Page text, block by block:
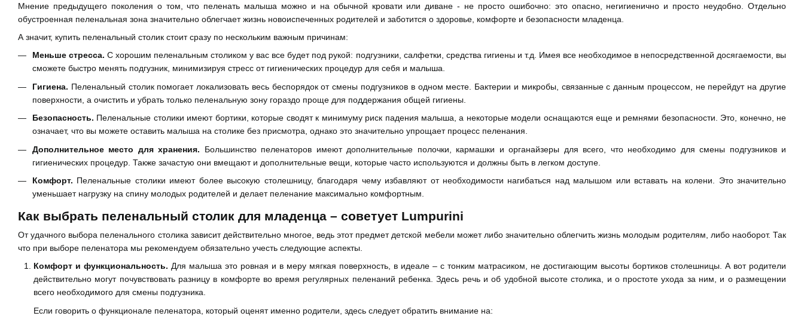
Мнение предыдущего поколения о том, что пеленать малыша можно и на обычной кровати или диване - не просто ошибочно: это опасно, негигиенично и просто неудобно. Отдельно
обустроенная пеленальная зона значительно облегчает жизнь новоиспеченных родителей и заботится о здоровье, комфорте и безопасности младенца.
А значит, купить пеленальный столик стоит сразу по нескольким важным причинам:
Меньше стресса. С хорошим пеленальным столиком у вас все будет под рукой: подгузники, салфетки, средства гигиены и т.д. Имея все необходимое в непосредственной досягаемости, вы
сможете быстро менять подгузник, минимизируя стресс от гигиенических процедур для себя и малыша.
Гигиена. Пеленальный столик помогает локализовать весь беспорядок от смены подгузников в одном месте. Бактерии и микробы, связанные с данным процессом, не перейдут на другие
поверхности, а очистить и убрать только пеленальную зону гораздо проще для поддержания общей гигиены.
Безопасность. Пеленальные столики имеют бортики, которые сводят к минимуму риск падения малыша, а некоторые модели оснащаются еще и ремнями безопасности. Это, конечно, не
означает, что вы можете оставить малыша на столике без присмотра, однако это значительно упрощает процесс пеленания.
Дополнительное место для хранения. Большинство пеленаторов имеют дополнительные полочки, кармашки и органайзеры для всего, что необходимо для смены подгузников и
гигиенических процедур. Также зачастую они вмещают и дополнительные вещи, которые часто используются и должны быть в легком доступе.
Комфорт. Пеленальные столики имеют более высокую столешницу, благодаря чему избавляют от необходимости нагибаться над малышом или вставать на колени. Это значительно
уменьшает нагрузку на спину молодых родителей и делает пеленание максимально комфортным.
Как выбрать пеленальный столик для младенца – советует Lumpurini
От удачного выбора пеленального столика зависит действительно многое, ведь этот предмет детской мебели может либо значительно облегчить жизнь молодым родителям, либо наоборот. Так
что при выборе пеленатора мы рекомендуем обязательно учесть следующие аспекты.
Комфорт и функциональность. Для малыша это ровная и в меру мягкая поверхность, в идеале – с тонким матрасиком, не достигающим высоты бортиков столешницы. А вот родители
действительно могут почувствовать разницу в комфорте во время регулярных пеленаний ребенка. Здесь речь и об удобной высоте столика, и о простоте ухода за ним, и о размещении
всего необходимого для смены подгузника.
Если говорить о функционале пеленатора, который оценят именно родители, здесь следует обратить внимание на: